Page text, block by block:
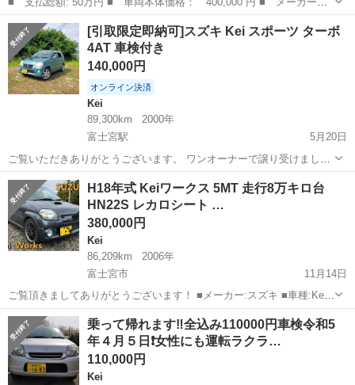
名： スズキ ■ 車種名： Ｋｅｉワークス ■ グレード名： ベー
スグレード キーレスエントリー 電動格納ミラー ＭＴ ＡＢＳ
アルミホイール ...
静岡 浜松市 Kei
[引取限定即納可]スズキ Kei スポーツ ターボ
4AT 車検付き
140,000円
オンライン決済
Kei
89,300km
2000年
富士宮駅
5月20日
ご覧いただきありがとうございます。 ワンオーナーで譲り受けました
が次を買った為出品します。 年式相応のキズ、ヨゴレあります。 期間
は問題なく動き、エアコンもしっかり冷えます。 エンジンオイルは前
オーナーは7000km程度、...
静岡 富士宮市 富士宮駅 Kei 令和5年
H18年式 Keiワークス 5MT 走行8万キロ台
HN22S レカロシート …
380,000円
Kei
86,209km
2006年
富士宮市
11月14日
ご覧頂きましてありがとうございます！ ■メーカー:スズキ ■車種:Kei
ワークス ■排気量:0.65L ■年式:H18年 ■ミッション:5速マニュアル、
2WD ■車検:なし ■距離数:86,209キロ（撮影時） ◇ブー...
静岡 富士宮市 Kei ワークス
乗って帰れます‼️全込み110000円車検令和5
年４月５日❗女性にも運転ラクラ…
110,000円
Kei